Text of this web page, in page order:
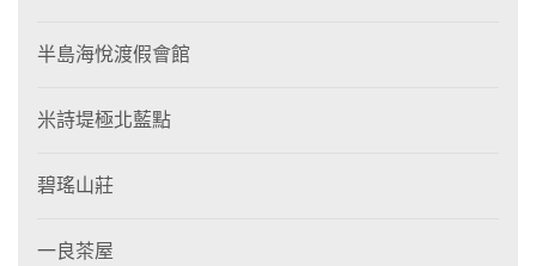
半島海悅渡假會館
米詩堤極北藍點
碧瑤山莊
一良茶屋